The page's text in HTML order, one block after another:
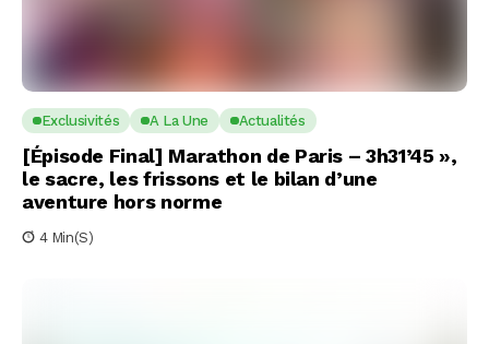
Exclusivités A La Une Actualités
[Épisode Final] Marathon de Paris – 3h31’45 »,
le sacre, les frissons et le bilan d’une
aventure hors norme
4 Min(s)